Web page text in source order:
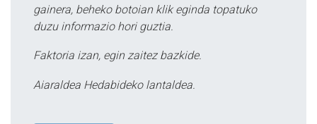
gainera, beheko botoian klik eginda topatuko
duzu informazio hori guztia.
Faktoria izan, egin zaitez bazkide.
Aiaraldea Hedabideko lantaldea.